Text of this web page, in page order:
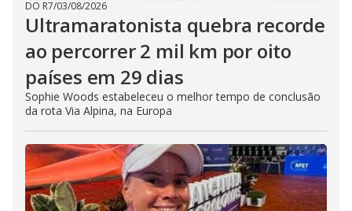
DO R7/03/08/2026
Ultramaratonista quebra recorde
ao percorrer 2 mil km por oito
países em 29 dias
Sophie Woods estabeleceu o melhor tempo de conclusão
da rota Via Alpina, na Europa